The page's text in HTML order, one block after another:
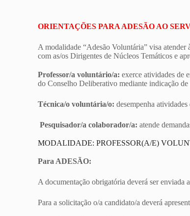
ORIENTAÇÕES PARA ADESÃO AO
A modalidade “Adesão Voluntária” visa
com as/os Dirigentes de Núcleos Temáticos e
Professor/a voluntário/a: exerce atividades de
do Conselho Deliberativo mediante indicação
Técnica/o voluntária/o: desempenha
Pesquisador/a colaborador/a: atende
MODALIDADE: PROFESSOR(A/E)
Para ADESÃO:
A documentação obrigatória deverá ser enviada
Para a solicitação o/a candidato/a deverá